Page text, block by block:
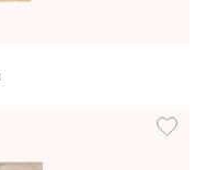
Finns även i dessa
Lägg